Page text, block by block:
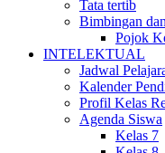
Tata tertib
Bimbingan
Pojok
INTELEKTUAL
Jadwal
Kalender
Profil Kelas
Agenda Siswa
Kelas 7